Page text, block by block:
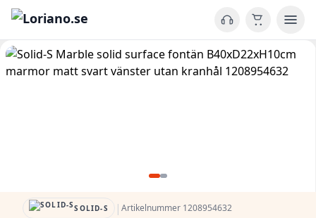
SOLID-S | Artikelnummer 1208954632